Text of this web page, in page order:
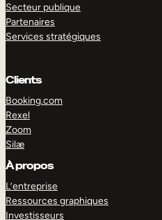
Secteur publique
Partenaires
Services stratégiques
Clients
Booking.com
Rexel
Zoom
Silæ
À propos
L’entreprise
Ressources graphiques
Investisseurs